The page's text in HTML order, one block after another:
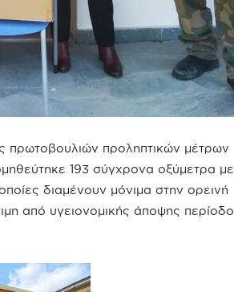
πρωτοβουλιών προληπτικών μέτρων
193 σύγχρονα οξύμετρα με
διαμένουν μόνιμα στην ορεινή
από υγειονομικής άποψης περίοδο